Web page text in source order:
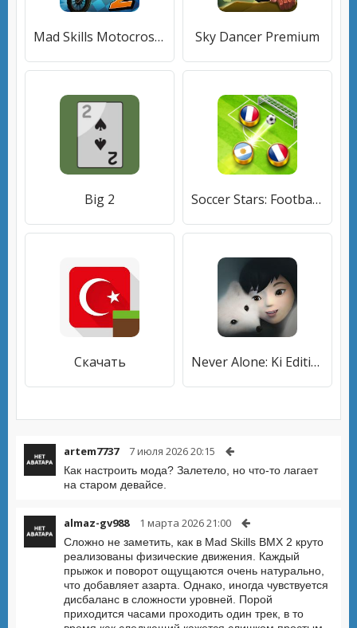
Mad Skills Motocross 2 Sky Dancer Premium
Big 2 Soccer Stars: Football Games
Скачать Never Alone: Ki Edition
artem7737 7 июля 2026 20:15
Как настроить мода? Залетело, но что-то лагает
на старом девайсе.
almaz-gv988 1 марта 2026 21:00
Сложно не заметить, как в Mad Skills BMX 2 круто
реализованы физические движения. Каждый
прыжок и поворот ощущаются очень натурально,
что добавляет азарта. Однако, иногда чувствуется
дисбаланс в сложности уровней. Порой
приходится часами проходить один трек, в то